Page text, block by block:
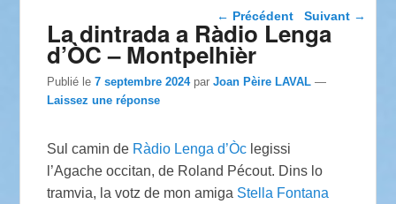
Navigation dans les
articles
← Précédent Suivant →
La dintrada a Ràdio Lenga
d’ÒC – Montpelhièr
Publié le7 septembre 2024 parJoan Pèire LAVAL —
Laissez une réponse
Sul camin de Ràdio Lenga d’Òc legissi
l’Agache occitan, de Roland Pécout. Dins lo
tramvia, la votz de mon amiga Stella Fontana